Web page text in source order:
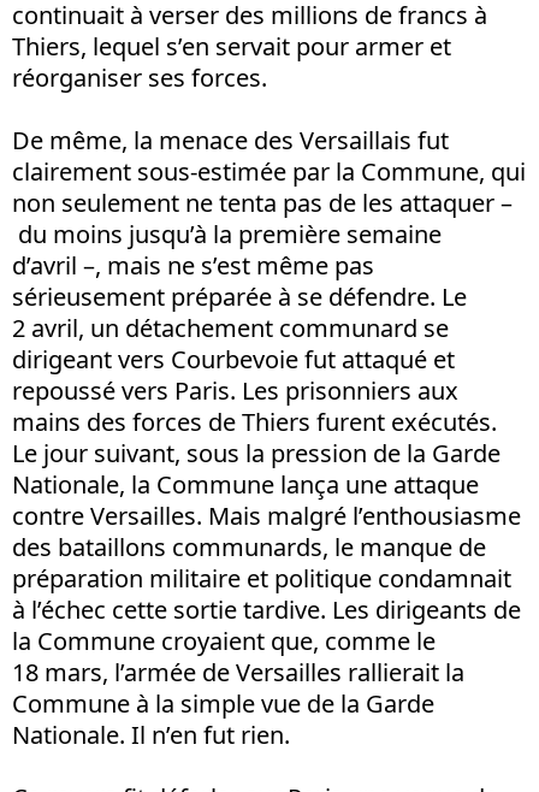
continuait à verser des millions de francs à
Thiers, lequel s’en servait pour armer et
réorganiser ses forces.
De même, la menace des Versaillais fut
clairement sous-estimée par la Commune, qui
non seulement ne tenta pas de les attaquer –
du moins jusqu’à la première semaine
d’avril –, mais ne s’est même pas
sérieusement préparée à se défendre. Le
2 avril, un détachement communard se
dirigeant vers Courbevoie fut attaqué et
repoussé vers Paris. Les prisonniers aux
mains des forces de Thiers furent exécutés.
Le jour suivant, sous la pression de la Garde
Nationale, la Commune lança une attaque
contre Versailles. Mais malgré l’enthousiasme
des bataillons communards, le manque de
préparation militaire et politique condamnait
à l’échec cette sortie tardive. Les dirigeants de
la Commune croyaient que, comme le
18 mars, l’armée de Versailles rallierait la
Commune à la simple vue de la Garde
Nationale. Il n’en fut rien.